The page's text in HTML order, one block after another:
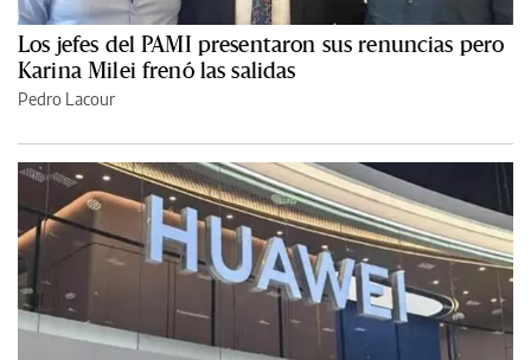
Los jefes del PAMI presentaron sus renuncias pero
Karina Milei frenó las salidas
Pedro Lacour